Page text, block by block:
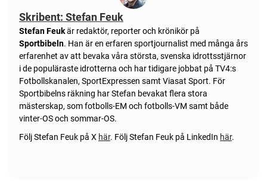
Skribent: Stefan Feuk
Stefan Feukär redaktör, reporter och krönikör på
Sportbibeln. Han är en erfaren sportjournalist med många års
erfarenhet av att bevaka våra största, svenska idrottsstjärnor
i de populäraste idrotterna och har tidigare jobbat på TV4:s
Fotbollskanalen, SportExpressen samt Viasat Sport. För
Sportbibelns räkning har Stefan bevakat flera stora
mästerskap, som fotbolls-EM och fotbolls-VM samt både
vinter-OS och sommar-OS.
Följ Stefan Feuk på X här. Följ Stefan Feuk på LinkedIn här.